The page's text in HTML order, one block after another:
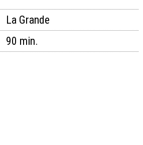
La Grande
90 min.